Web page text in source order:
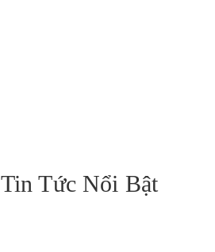
Tin Tức Nổi Bật